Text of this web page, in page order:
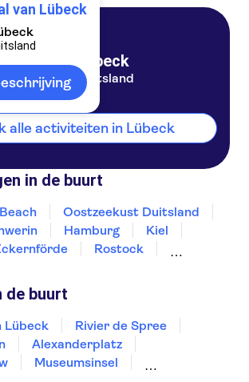
van Lübeck
Lübeck
Duitsland
alle activiteiten in Lübeck
in de buurt
Oostzeekust Duitsland
Hamburg
Kiel
Rostock
Flensburg
buurt
Lübeck
Rivier de Spree
Alexanderplatz
Museumsinsel